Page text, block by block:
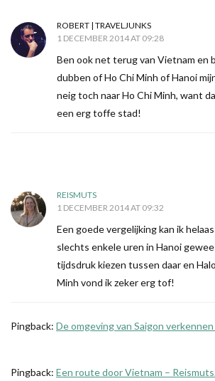
ROBERT | TRAVELJUNKS
1 DECEMBER 2014 AT 09:28
Ben ook net terug van Vietnam en
dubben of Ho Chi Minh of Hanoi
neig toch naar Ho Chi Minh, want
een erg toffe stad!
REISMUTS
1 DECEMBER 2014 AT 09:32
Een goede vergelijking kan ik
slechts enkele uren in Hanoi
tijdsdruk kiezen tussen daar en
Minh vond ik zeker erg tof!
Pingback: De omgeving van Saigon
Pingback: Een route door Vietnam –